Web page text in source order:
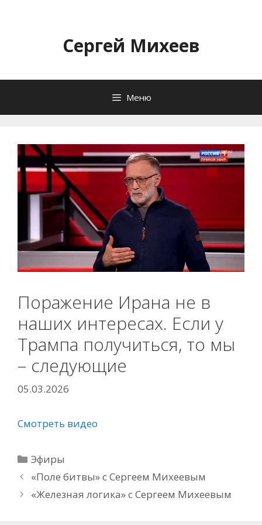
содержимомуСергей Михеев
Меню
Поражение Ирана не в
наших интересах. Если у
Трампа получиться, то мы
– следующие
05.03.2026
Смотреть видео
Рубрики
Эфиры
«Поле битвы» с Сергеем Михеевым
«Железная логика» с Сергеем Михеевым